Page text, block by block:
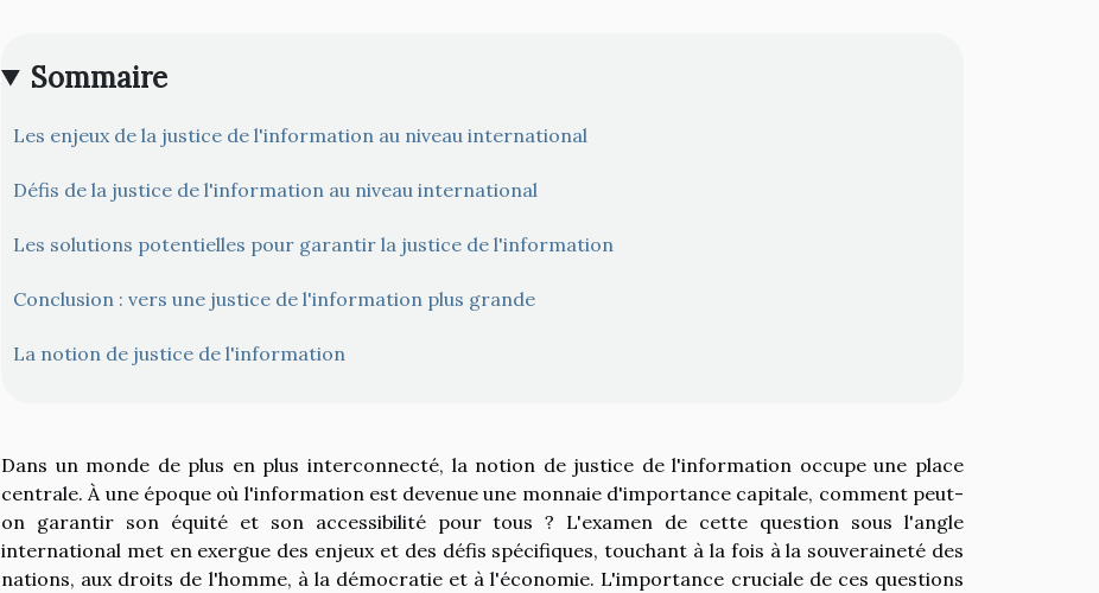
Sommaire
Les enjeux de la justice de l'information au niveau international
Défis de la justice de l'information au niveau international
Les solutions potentielles pour garantir la justice de l'information
Conclusion : vers une justice de l'information plus grande
La notion de justice de l'information
Dans un monde de plus en plus interconnecté, la notion de justice de l'information occupe une place
centrale. À une époque où l'information est devenue une monnaie d'importance capitale, comment peut-
on garantir son équité et son accessibilité pour tous ? L'examen de cette question sous l'angle
international met en exergue des enjeux et des défis spécifiques, touchant à la fois à la souveraineté des
nations, aux droits de l'homme, à la démocratie et à l'économie. L'importance cruciale de ces questions